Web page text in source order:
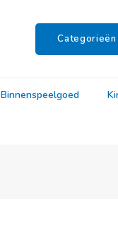
Binnenspeelgoed